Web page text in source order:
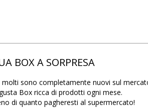
BOX A SORPRESA
sono completamente nuovi sul
Box ricca di prodotti ogni mese.
di quanto pagheresti al supermercato!